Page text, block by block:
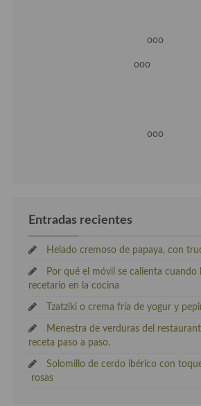
ooo
ooo
ooo
Entradas recientes
Helado cremoso de papaya, con
Por qué el móvil se calienta cuando
recetario en la cocina
Tzatziki o crema fría de yogur y
Menestra de verduras del
receta paso a paso.
Solomillo de cerdo ibérico con
rosas